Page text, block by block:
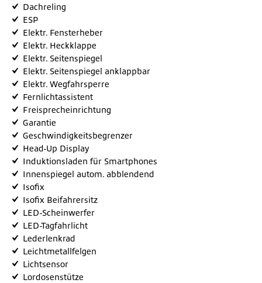
Dachreling
ESP
Elektr. Fensterheber
Elektr. Heckklappe
Elektr. Seitenspiegel
Elektr. Seitenspiegel anklappbar
Elektr. Wegfahrsperre
Fernlichtassistent
Freisprecheinrichtung
Garantie
Geschwindigkeitsbegrenzer
Head-Up Display
Induktionsladen für Smartphones
Innenspiegel autom. abblendend
Isofix
Isofix Beifahrersitz
LED-Scheinwerfer
LED-Tagfahrlicht
Lederlenkrad
Leichtmetallfelgen
Lichtsensor
Lordosenstütze